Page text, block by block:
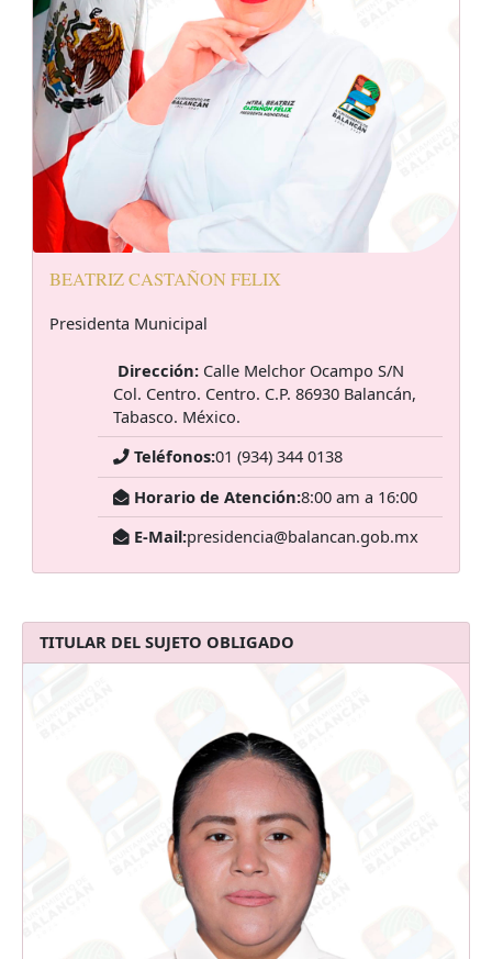
BEATRIZ CASTAÑON FELIX
Presidenta Municipal
Dirección: Calle Melchor Ocampo S/N
Col. Centro. Centro. C.P. 86930 Balancán,
Tabasco. México.
Teléfonos:01 (934) 344 0138
Horario de Atención:8:00 am a 16:00
E-Mail:presidencia@balancan.gob.mx
TITULAR DEL SUJETO OBLIGADO